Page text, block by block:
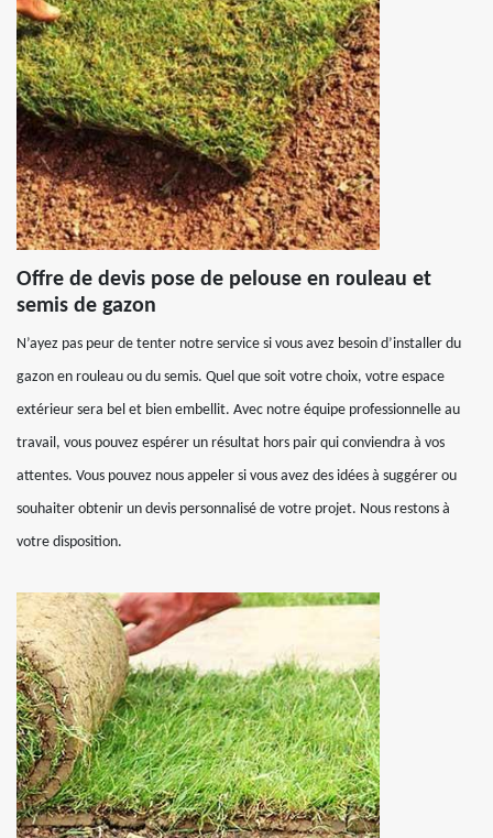
Offre de devis pose de pelouse en rouleau et
semis de gazon
N’ayez pas peur de tenter notre service si vous avez besoin d’installer du
gazon en rouleau ou du semis. Quel que soit votre choix, votre espace
extérieur sera bel et bien embellit. Avec notre équipe professionnelle au
travail, vous pouvez espérer un résultat hors pair qui conviendra à vos
attentes. Vous pouvez nous appeler si vous avez des idées à suggérer ou
souhaiter obtenir un devis personnalisé de votre projet. Nous restons à
votre disposition.